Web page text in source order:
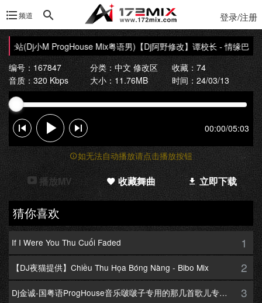
频道 登录/注册
站(Dj小M ProgHouse Mix粤语男)【Dj阿野修改】谭校长 - 情缘巴士
编号：167847
分类：中文 修改区
收藏：74
音质：320 Kbps
大小：11.76MB 时间：24/03/13
00:00/05:03
如无法自动播放请点击播放按钮
播放MV 收藏舞曲 立即下载
猜你喜欢
If I Were You Thu Cuối Faded 1
【DJ夜猫提供】Chiều Thu Họa Bóng Nàng - Bibo Mix 2
Dj金诚-国粤语ProgHouse音乐啵啵子专用的那几首歌儿专辑172Mix串烧 3